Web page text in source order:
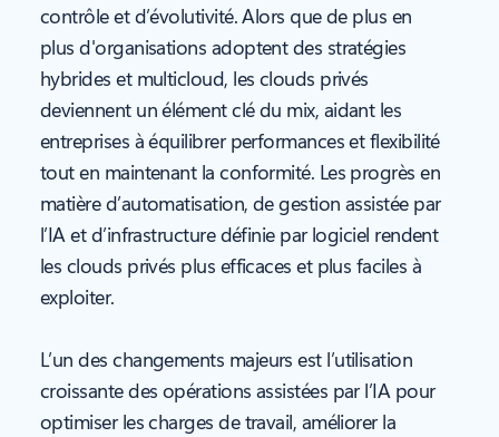
contrôle et d’évolutivité. Alors que de plus en
plus d'organisations adoptent des stratégies
hybrides et multicloud, les clouds privés
deviennent un élément clé du mix, aidant les
entreprises à équilibrer performances et flexibilité
tout en maintenant la conformité. Les progrès en
matière d’automatisation, de gestion assistée par
l’IA et d’infrastructure définie par logiciel rendent
les clouds privés plus efficaces et plus faciles à
exploiter.
L’un des changements majeurs est l’utilisation
croissante des opérations assistées par l’IA pour
optimiser les charges de travail, améliorer la